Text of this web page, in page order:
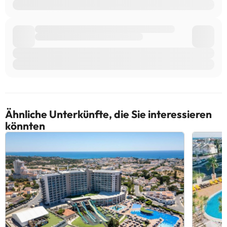
Ähnliche Unterkünfte, die Sie interessieren
könnten